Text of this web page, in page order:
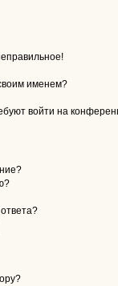
именем?
войти на